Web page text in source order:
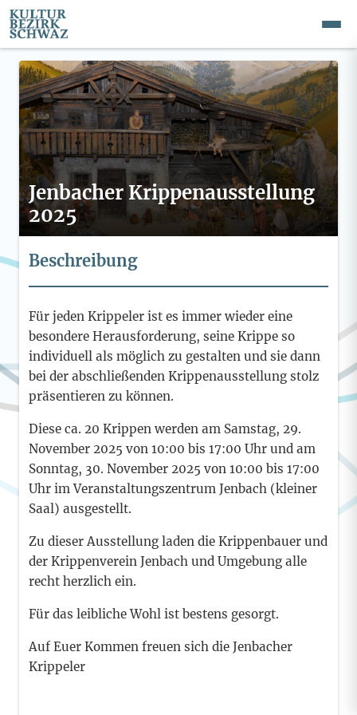
Jenbacher Krippenausstellung
2025
Beschreibung
Für jeden Krippeler ist es immer wieder eine
besondere Herausforderung, seine Krippe so
individuell als möglich zu gestalten und sie dann
bei der abschließenden Krippenausstellung stolz
präsentieren zu können.
Diese ca. 20 Krippen werden am Samstag, 29.
November 2025 von 10:00 bis 17:00 Uhr und am
Sonntag, 30. November 2025 von 10:00 bis 17:00
Uhr im Veranstaltungszentrum Jenbach (kleiner
Saal) ausgestellt.
Zu dieser Ausstellung laden die Krippenbauer und
der Krippenverein Jenbach und Umgebung alle
recht herzlich ein.
Für das leibliche Wohl ist bestens gesorgt.
Auf Euer Kommen freuen sich die Jenbacher
Krippeler